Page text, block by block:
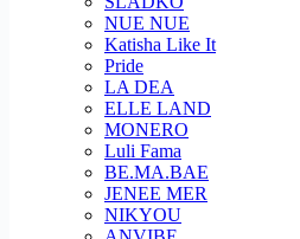
NUE NUE
Katisha Like It
Pride
LA DEA
ELLE LAND
MONERO
Luli Fama
BE.MA.BAE
JENEE MER
NIKYOU